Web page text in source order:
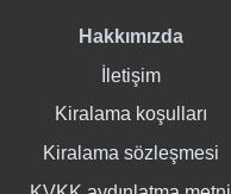
Hakkımızda
İletişim
Kiralama koşulları
Kiralama sözleşmesi